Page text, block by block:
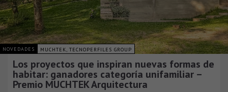
NOVEDADES MUCHTEK, TECNOPERFILES GROUP
Los proyectos que inspiran nuevas formas de
habitar: ganadores categoría unifamiliar –
Premio MUCHTEK Arquitectura